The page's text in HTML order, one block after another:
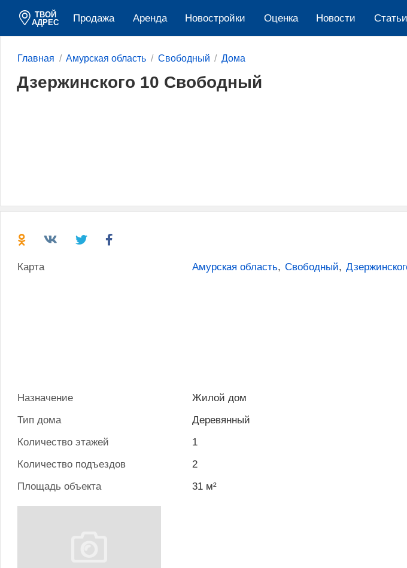
ТВОЙ
АДРЕС
Продажа Аренда Новостройки Оценка Новости Cтатьи
Главная Амурская область Свободный Дома
Дзержинского 10 Свободный
Карта Амурская область, Свободный,
Назначение
Жилой дом
Тип дома
Деревянный
Количество этажей
1
Количество подъездов
2
Площадь объекта
31 м²